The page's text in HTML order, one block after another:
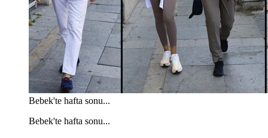
Bebek'te hafta sonu...
Bebek'te hafta sonu...